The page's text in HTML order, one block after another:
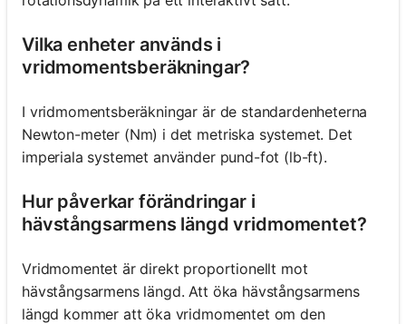
Vilka enheter används i
vridmomentsberäkningar?
I vridmomentsberäkningar är de standardenheterna
Newton-meter (Nm) i det metriska systemet. Det
imperiala systemet använder pund-fot (lb-ft).
Hur påverkar förändringar i
hävstångsarmens längd vridmomentet?
Vridmomentet är direkt proportionellt mot
hävstångsarmens längd. Att öka hävstångsarmens
längd kommer att öka vridmomentet om den